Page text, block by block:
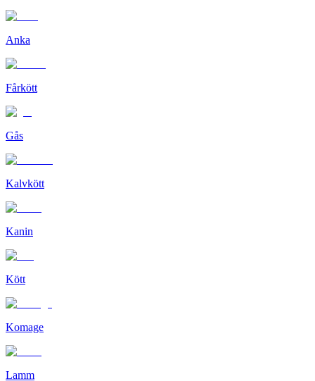
Anka
Fårkött
Gås
Kalvkött
Kanin
Kött
Komage
Lamm